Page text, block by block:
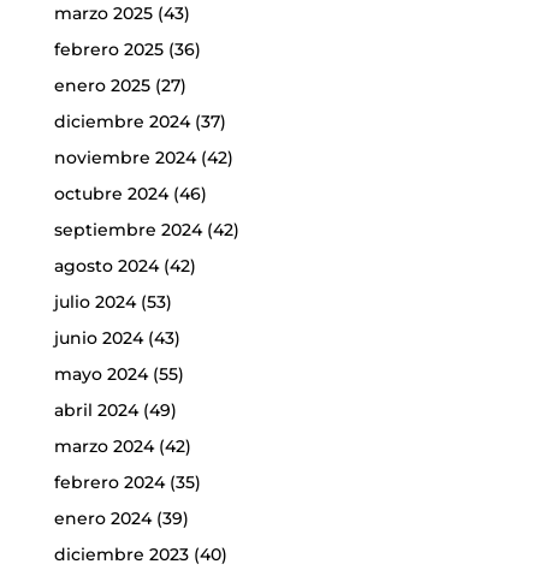
marzo 2025(43)
febrero 2025(36)
enero 2025(27)
diciembre 2024(37)
noviembre 2024(42)
octubre 2024(46)
septiembre 2024(42)
agosto 2024(42)
julio 2024(53)
junio 2024(43)
mayo 2024(55)
abril 2024(49)
marzo 2024(42)
febrero 2024(35)
enero 2024(39)
diciembre 2023(40)